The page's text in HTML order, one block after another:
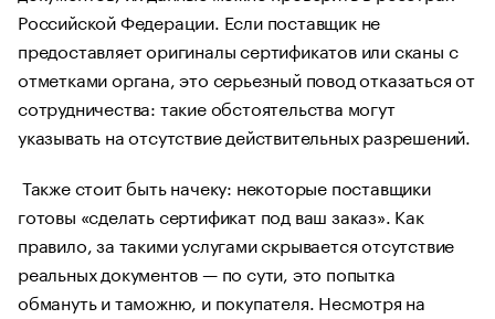
Российской Федерации. Если поставщик не
предоставляет оригиналы сертификатов или сканы с
отметками органа, это серьезный повод отказаться от
сотрудничества: такие обстоятельства могут
указывать на отсутствие действительных разрешений.
Также стоит быть начеку: некоторые поставщики
готовы «сделать сертификат под ваш заказ». Как
правило, за такими услугами скрывается отсутствие
реальных документов — по сути, это попытка
обмануть и таможню, и покупателя. Несмотря на